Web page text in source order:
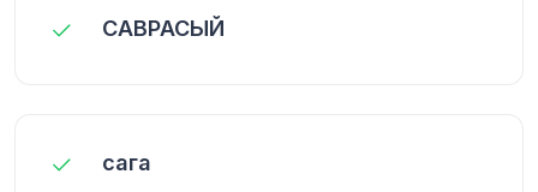
САВРАСЫЙ
сага